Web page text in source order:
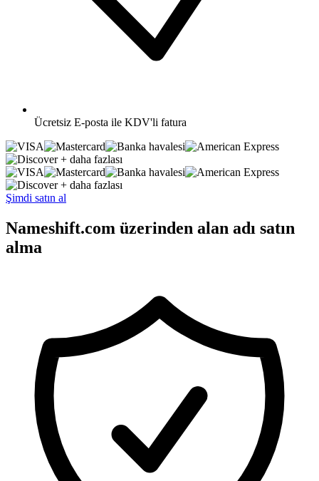
Ücretsiz E-posta ile KDV'li fatura
+ daha fazlası
+ daha fazlası
Şimdi satın al
Nameshift.com üzerinden alan adı satın
alma